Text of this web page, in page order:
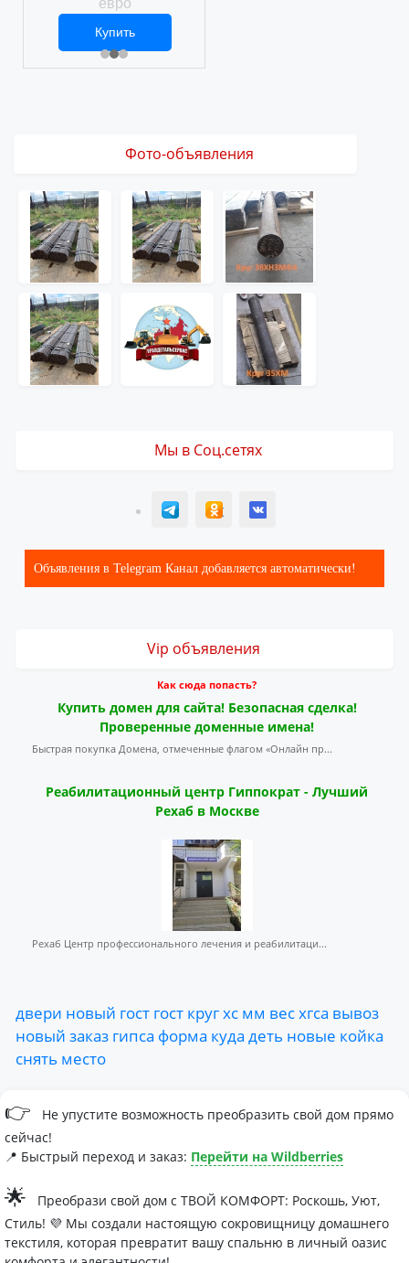
евро
2 469 ₽
Купить
Фото-объявления
Мы в Соц.сетях
T ОК ВК
Объявления в Telegram Канал добавляется автоматически!
Vip объявления
Как сюда попасть?
Купить домен для сайта! Безопасная сделка!
Проверенные доменные имена!
Быстрая покупка Домена, отмеченные флагом «Онлайн пр...
Реабилитационный центр Гиппократ - Лучший
Рехаб в Москве
Рехаб Центр профессионального лечения и реабилитаци...
двери новый гост гост кругхс мм весхгса вывоз
новый заказ гипса форма куда деть новые койка
снять место
👉
Не упустите возможность преобразить свой дом прямо
сейчас!
📍 Быстрый переход и заказ: Перейти на Wildberries
🌟
Преобрази свой дом с ТВОЙ КОМФОРТ: Роскошь, Уют,
Стиль! 💜 Мы создали настоящую сокровищницу домашнего
текстиля, которая превратит вашу спальню в личный оазис